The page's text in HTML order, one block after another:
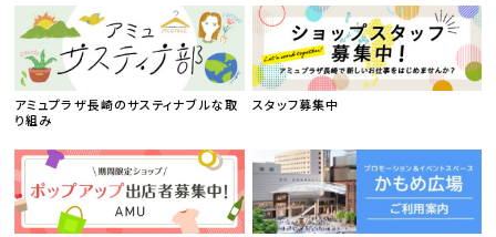
アミュプラザ長崎のサスティナブルな取
り組み
スタッフ募集中